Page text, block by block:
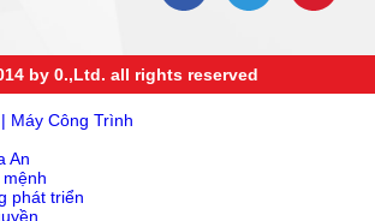
by 0.,Ltd. all rights reserved
Máy Công Trình
An
phát triển